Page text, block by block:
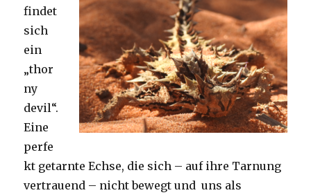
findet
sich
ein
„thor
ny
devil“.
Eine
perfe
kt getarnte Echse, die sich – auf ihre Tarnung
vertrauend – nicht bewegt und uns als